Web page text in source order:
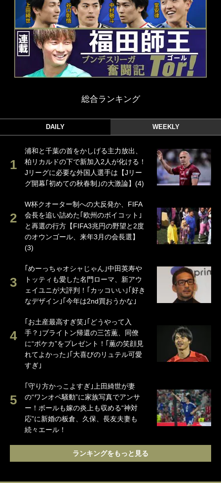
総合ランキング
DAILY WEEKLY
浦和と千葉の首をかしげる主力放出、
柏リカルドの下で新加入2人が化ける！
Jリーグに必要な外国人選手は【Jリー
グ開幕｢初めての秋春制｣の大激論】(4)
W杯クオーター制への大反発か、FIFA
会長を追い詰めた｢欧州のボイコット｣
と再選の行方【FIFA3兆円の野望と2度
のオウンゴール、来年3月の会長選】
(3)
｢めーっちゃオシャじゃん｣中田英寿や
トッティも愛した名門ローマ、新アウ
ェイユニが大評判！｢カッコいい｣｢好き
なデザイン｣｢今年は2nd買おうかな｣
｢お土産最高すぎ笑｣｢どうやって入
手？｣ブライトン帰還の三笘薫、同僚
に“ポケカ”をプレゼント！｢薫の笑顔見
れてよかった｣｢大喜びのリュテル可愛
すぎ｣
｢守り方かっこよすぎ｣上田綺世が妻
の“ワンオペ騒動”に家族写真でアンサ
ー！ボールも嫁の炎上も収める“神対
応”に新婚の板倉、久保、長友夫妻も
続々エール！
ランキングをもっと見る